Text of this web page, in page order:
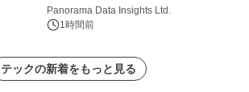
8,000万米ドルに達すると予測されて
おり、予測期間（2026年～2036年）
Panorama Data Insights Ltd.
1時間前
テックの新着をもっと見る